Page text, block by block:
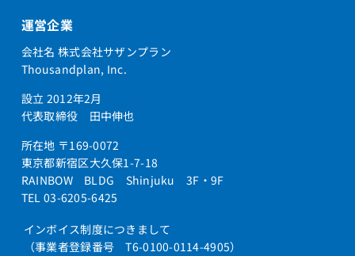
運営企業
会社名 株式会社サザンプラン
Thousandplan, Inc.
設立 2012年2月
代表取締役 田中伸也
所在地 〒169-0072
東京都新宿区大久保1-7-18
RAINBOW BLDG Shinjuku 3F・9F
TEL 03-6205-6425
インボイス制度につきまして
（事業者登録番号 T6-0100-0114-4905）